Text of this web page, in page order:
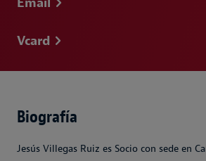
Vcard
Biografía
Jesús Villegas Ruiz es Socio con sede en